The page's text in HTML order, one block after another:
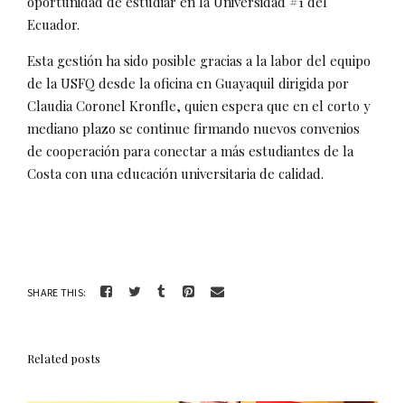
Ecuador.
Esta gestión ha sido posible gracias a la labor del equipo
de la USFQ desde la oficina en Guayaquil dirigida por
Claudia Coronel Kronfle, quien espera que en el corto y
mediano plazo se continue firmando nuevos convenios
de cooperación para conectar a más estudiantes de la
Costa con una educación universitaria de calidad.
SHARE THIS:
Related posts